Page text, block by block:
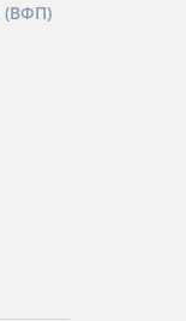
(ВФП)